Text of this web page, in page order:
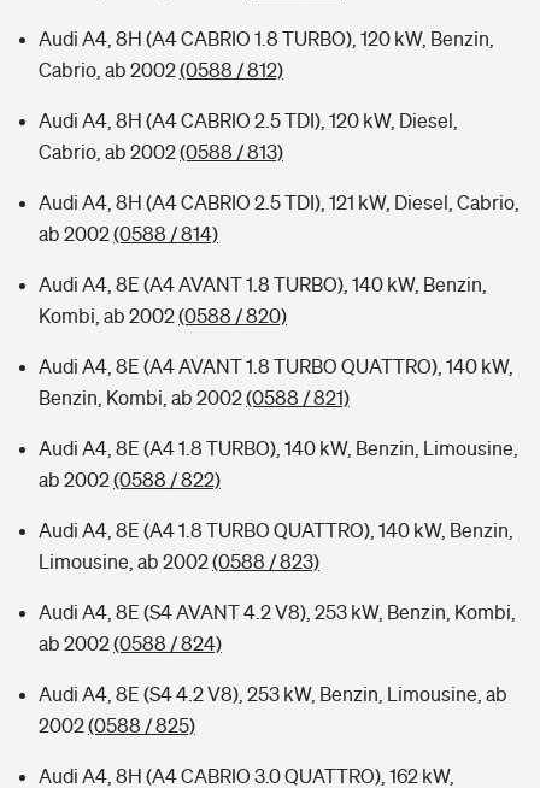
Audi A4, 8H (A4 CABRIO 1.8 TURBO), 120 kW, Benzin,
Cabrio, ab 2002(0588 / 812)
Audi A4, 8H (A4 CABRIO 2.5 TDI), 120 kW, Diesel,
Cabrio, ab 2002(0588 / 813)
Audi A4, 8H (A4 CABRIO 2.5 TDI), 121 kW, Diesel, Cabrio,
ab 2002(0588 / 814)
Audi A4, 8E (A4 AVANT 1.8 TURBO), 140 kW, Benzin,
Kombi, ab 2002(0588 / 820)
Audi A4, 8E (A4 AVANT 1.8 TURBO QUATTRO), 140 kW,
Benzin, Kombi, ab 2002(0588 / 821)
Audi A4, 8E (A4 1.8 TURBO), 140 kW, Benzin, Limousine,
ab 2002(0588 / 822)
Audi A4, 8E (A4 1.8 TURBO QUATTRO), 140 kW, Benzin,
Limousine, ab 2002(0588 / 823)
Audi A4, 8E (S4 AVANT 4.2 V8), 253 kW, Benzin, Kombi,
ab 2002(0588 / 824)
Audi A4, 8E (S4 4.2 V8), 253 kW, Benzin, Limousine, ab
2002(0588 / 825)
Audi A4, 8H (A4 CABRIO 3.0 QUATTRO), 162 kW,